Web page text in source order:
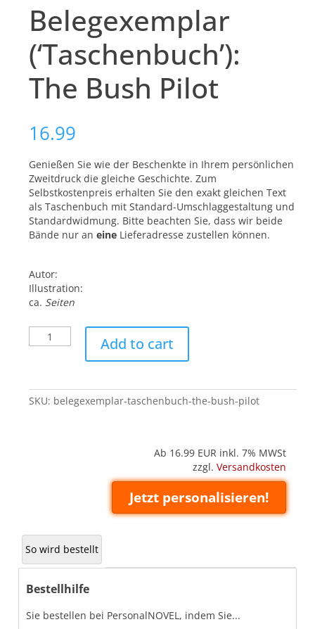
Belegexemplar
(‘Taschenbuch’):
The Bush Pilot
16.99
Genießen Sie wie der Beschenkte in Ihrem persönlichen
Zweitdruck die gleiche Geschichte. Zum
Selbstkostenpreis erhalten Sie den exakt gleichen Text
als Taschenbuch mit Standard-Umschlaggestaltung und
Standardwidmung. Bitte beachten Sie, dass wir beide
Bände nur aneine Lieferadresse zustellen können.
Autor:
Illustration:
ca. Seiten
Belegexemplar
('Taschenbuch'):
Pilot
quantity
Add to cart
SKU: belegexemplar-taschenbuch-the-bush-pilot
Ab 16.99 EUR inkl. 7% MWSt
zzgl. Versandkosten
Jetzt personalisieren!
So wird bestellt
Bestellhilfe
Sie bestellen bei PersonalNOVEL, indem Sie...